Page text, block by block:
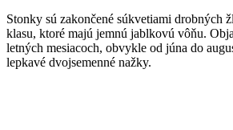
Stonky sú zakončené súkvetiami drobných
klasu, ktoré majú jemnú jablkovú vôňu.
letných mesiacoch, obvykle od júna do
lepkavé dvojsemenné nažky.